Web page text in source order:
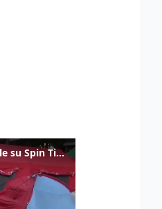
Gualtieri: "Responsabilità del Viminale su Spin Time? La posizione dei partiti è nota"